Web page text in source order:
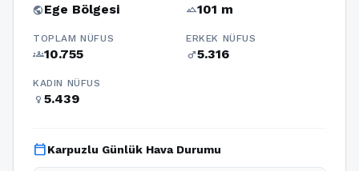
publicEge Bölgesi terrain101 m
TOPLAM NÜFUS
groups10.755
ERKEK NÜFUS
male5.316
KADIN NÜFUS
female 5.439
calendar_todayKarpuzlu Günlük Hava Durumu